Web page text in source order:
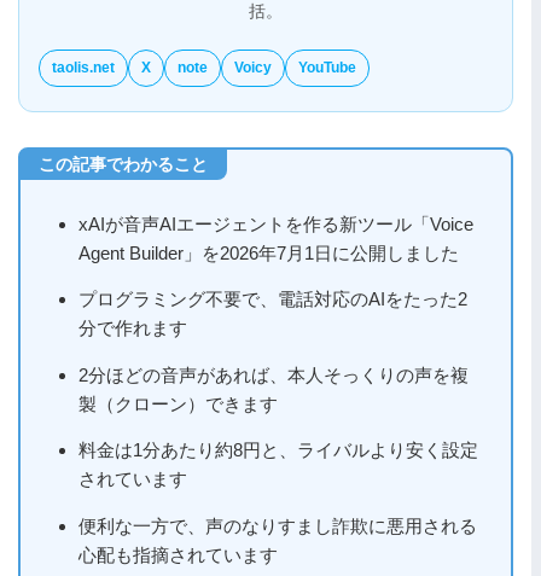
括。
taolis.net X note Voicy YouTube
xAIが音声AIエージェントを作る新ツール「Voice
Agent Builder」を2026年7月1日に公開しました
プログラミング不要で、電話対応のAIをたった2
分で作れます
2分ほどの音声があれば、本人そっくりの声を複
製（クローン）できます
料金は1分あたり約8円と、ライバルより安く設定
されています
便利な一方で、声のなりすまし詐欺に悪用される
心配も指摘されています